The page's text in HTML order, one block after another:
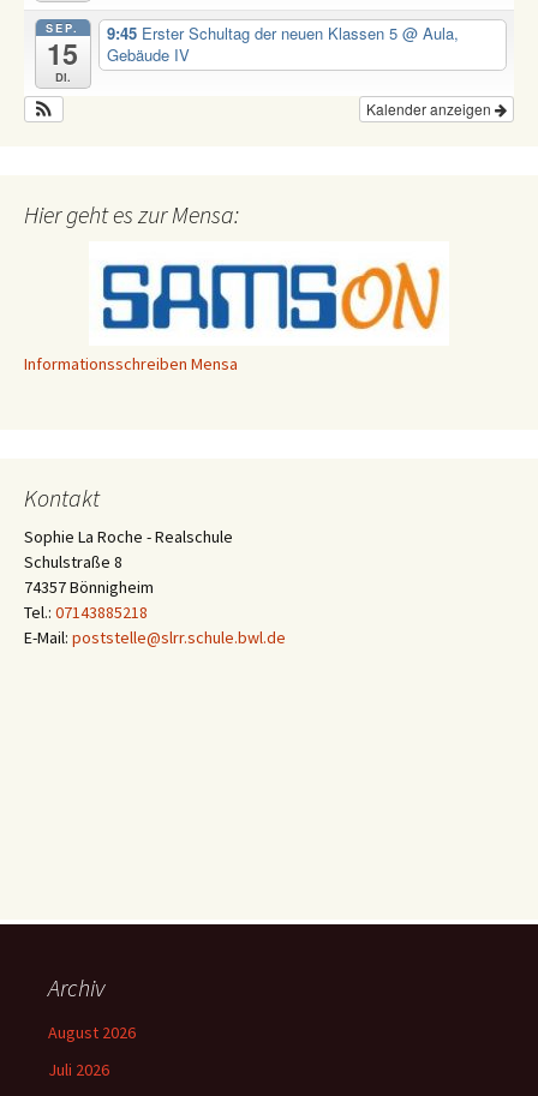
SEP.
15
Di.
9:45 Erster Schultag der neuen Klassen 5 @ Aula,
Gebäude IV
Kalender anzeigen
Hier geht es zur Mensa:
Informationsschreiben Mensa
Kontakt
Sophie La Roche - Realschule
Schulstraße 8
74357 Bönnigheim
Tel.: 07143885218
E-Mail: poststelle@slrr.schule.bwl.de
Archiv
August 2026
Juli 2026